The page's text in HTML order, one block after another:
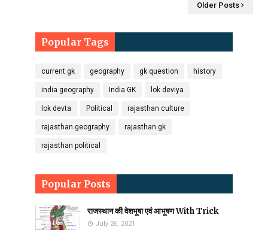
Older Posts
Popular Tags
current gk geography gk question history
india geography India GK lok deviya
lok devta Political rajasthan culture
rajasthan geography rajasthan gk
rajasthan political
Popular Posts
राजस्थान की वेशभूषा एवं आभूषण With Trick
July 26, 2021